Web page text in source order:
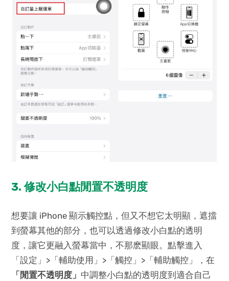
3. 修改小白點閒置不透明度
想要讓 iPhone 顯示觸控點，但又不想它太明顯，遮擋
到螢幕其他的部分，也可以透過修改小白點的透明
度，讓它更融入螢幕當中，不那麽顯眼。點擊進入
「設定」>「輔助使用」>「觸控」>「輔助觸控」，在
「閒置不透明度」 中調整小白點的透明度到適合自己